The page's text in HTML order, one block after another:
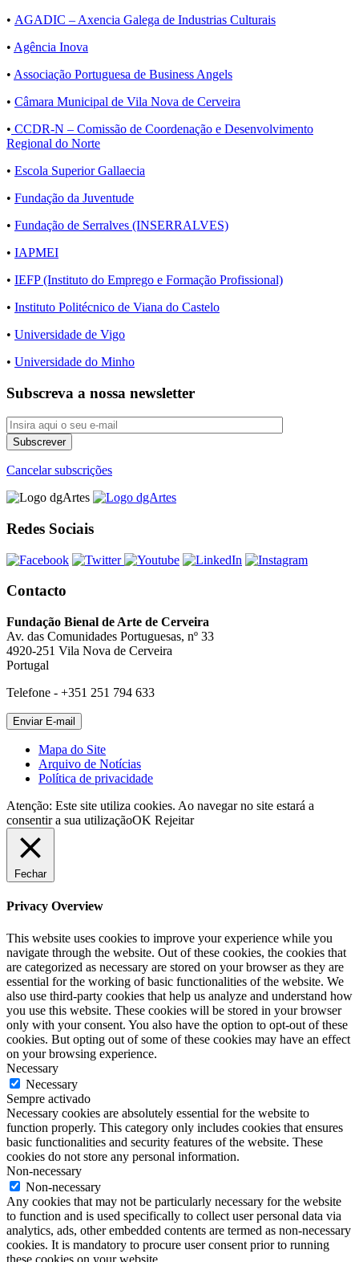
• AGADIC – Axencia Galega de Industrias Culturais
• Agência Inova
• Associação Portuguesa de Business Angels
• Câmara Municipal de Vila Nova de Cerveira
• CCDR-N – Comissão de Coordenação e Desenvolvimento
Regional do Norte
• Escola Superior Gallaecia
• Fundação da Juventude
• Fundação de Serralves (INSERRALVES)
• IAPMEI
• IEFP (Instituto do Emprego e Formação Profissional)
• Instituto Politécnico de Viana do Castelo
• Universidade de Vigo
• Universidade do Minho
Subscreva a nossa newsletter
Cancelar subscrições
Redes Sociais
Contacto
Fundação Bienal de Arte de Cerveira
Av. das Comunidades Portuguesas, nº 33
4920-251 Vila Nova de Cerveira
Portugal
Telefone - +351 251 794 633
Mapa do Site
Arquivo de Notícias
Política de privacidade
Atenção: Este site utiliza cookies. Ao navegar no site estará a
consentir a sua utilizaçãoOK Rejeitar
Fechar
Privacy Overview
This website uses cookies to improve your experience while you
navigate through the website. Out of these cookies, the cookies that
are categorized as necessary are stored on your browser as they are
essential for the working of basic functionalities of the website. We
also use third-party cookies that help us analyze and understand how
you use this website. These cookies will be stored in your browser
only with your consent. You also have the option to opt-out of these
cookies. But opting out of some of these cookies may have an effect
on your browsing experience.
Necessary
Necessary
Sempre activado
Necessary cookies are absolutely essential for the website to
function properly. This category only includes cookies that ensures
basic functionalities and security features of the website. These
cookies do not store any personal information.
Non-necessary
Non-necessary
Any cookies that may not be particularly necessary for the website
to function and is used specifically to collect user personal data via
analytics, ads, other embedded contents are termed as non-necessary
cookies. It is mandatory to procure user consent prior to running
these cookies on your website.